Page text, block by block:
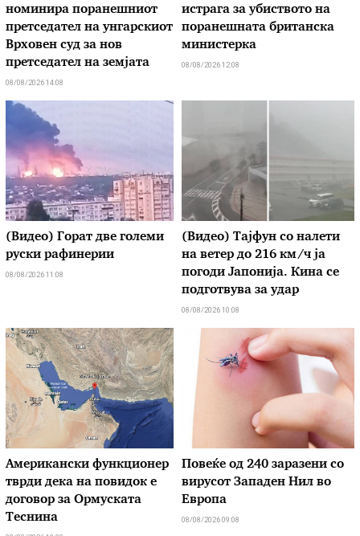
номинира поранешниот
претседател на унгарскиот
Врховен суд за нов
претседател на земјата
08/08/2026 14:08
истрага за убиството на
поранешната британска
министерка
08/08/2026 12:08
(Видео) Горат две големи
руски рафинерии
08/08/2026 11:08
(Видео) Тајфун со налети
на ветер до 216 км/ч ја
погоди Јапонија. Кина се
подготвува за удар
08/08/2026 10:08
Американски функционер
тврди дека на повидок е
договор за Ормуската
Теснина
Повеќе од 240 заразени со
вирусот Западен Нил во
Европа
08/08/2026 09:08